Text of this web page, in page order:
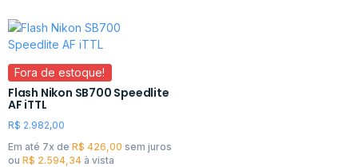
Fora de estoque!
Flash Nikon SB700 Speedlite
AF iTTL
R$ 2.982,00
Em até 7x de R$ 426,00 sem juros
ou R$ 2.594,34 à vista